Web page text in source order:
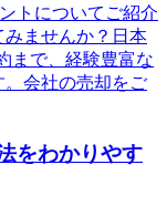
トについてご紹介
ませんか？日本
まで、経験豊富な
会社の売却をご
をわかりやす